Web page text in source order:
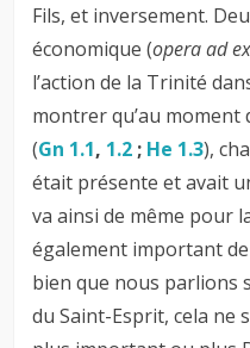
Fils, et inversement.
économique (opera ad
l’action de la Trinité
montrer qu’au moment
(Gn 1.1, 1.2 ; He 1.3),
était présente et avait
va ainsi de même pour
également important
bien que nous parlions
du Saint-Esprit, cela ne